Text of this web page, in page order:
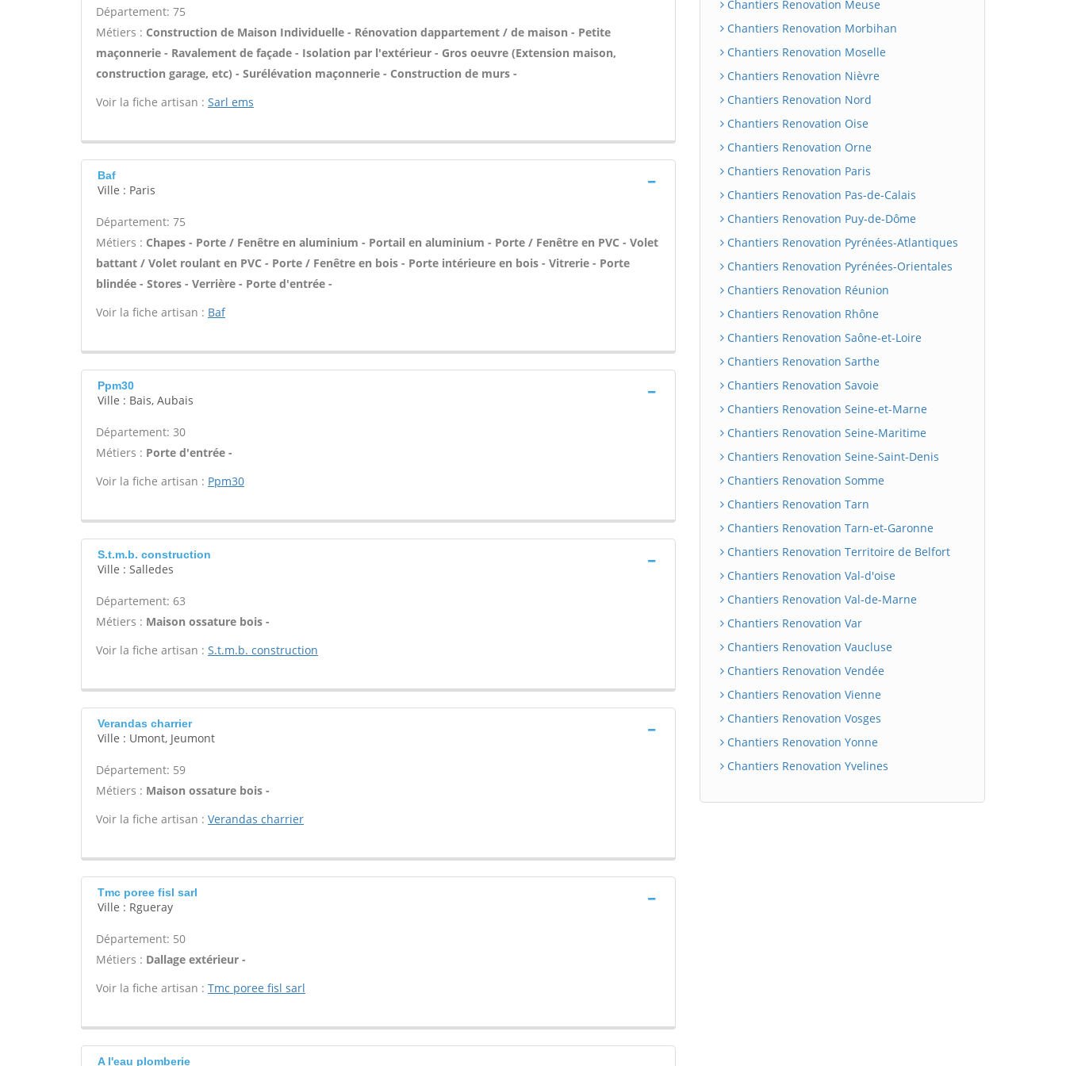
Département: 75
Métiers : Construction de Maison Individuelle - Rénovation dappartement / de maison - Petite
maçonnerie - Ravalement de façade - Isolation par l'extérieur - Gros oeuvre (Extension maison,
construction garage, etc) - Surélévation maçonnerie - Construction de murs -
Voir la fiche artisan : Sarl ems
Baf
Ville : Paris
Département: 75
Métiers : Chapes - Porte / Fenêtre en aluminium - Portail en aluminium - Porte / Fenêtre en PVC - Volet
battant / Volet roulant en PVC - Porte / Fenêtre en bois - Porte intérieure en bois - Vitrerie - Porte
blindée - Stores - Verrière - Porte d'entrée -
Voir la fiche artisan : Baf
Ppm30
Ville : Bais, Aubais
Département: 30
Métiers : Porte d'entrée -
Voir la fiche artisan : Ppm30
S.t.m.b. construction
Ville : Salledes
Département: 63
Métiers : Maison ossature bois -
Voir la fiche artisan : S.t.m.b. construction
Verandas charrier
Ville : Umont, Jeumont
Département: 59
Métiers : Maison ossature bois -
Voir la fiche artisan : Verandas charrier
Tmc poree fisl sarl
Ville : Rgueray
Département: 50
Métiers : Dallage extérieur -
Voir la fiche artisan : Tmc poree fisl sarl
A l'eau plomberie
Chantiers Renovation Meuse
Chantiers Renovation Morbihan
Chantiers Renovation Moselle
Chantiers Renovation Nièvre
Chantiers Renovation Nord
Chantiers Renovation Oise
Chantiers Renovation Orne
Chantiers Renovation Paris
Chantiers Renovation Pas-de-Calais
Chantiers Renovation Puy-de-Dôme
Chantiers Renovation Pyrénées-Atlantiques
Chantiers Renovation Pyrénées-Orientales
Chantiers Renovation Réunion
Chantiers Renovation Rhône
Chantiers Renovation Saône-et-Loire
Chantiers Renovation Sarthe
Chantiers Renovation Savoie
Chantiers Renovation Seine-et-Marne
Chantiers Renovation Seine-Maritime
Chantiers Renovation Seine-Saint-Denis
Chantiers Renovation Somme
Chantiers Renovation Tarn
Chantiers Renovation Tarn-et-Garonne
Chantiers Renovation Territoire de Belfort
Chantiers Renovation Val-d'oise
Chantiers Renovation Val-de-Marne
Chantiers Renovation Var
Chantiers Renovation Vaucluse
Chantiers Renovation Vendée
Chantiers Renovation Vienne
Chantiers Renovation Vosges
Chantiers Renovation Yonne
Chantiers Renovation Yvelines